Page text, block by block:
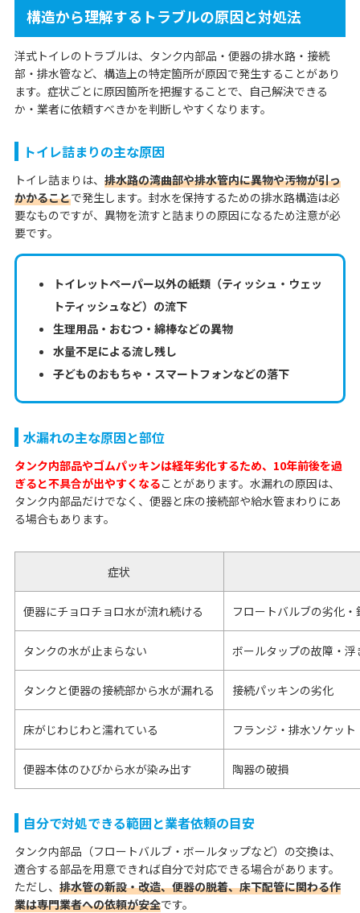
構造から理解するトラブルの原因と対処法
洋式トイレのトラブルは、タンク内部品・便器の排水路・接続
部・排水管など、構造上の特定箇所が原因で発生することがあり
ます。症状ごとに原因箇所を把握することで、自己解決できる
か・業者に依頼すべきかを判断しやすくなります。
トイレ詰まりの主な原因
トイレ詰まりは、 排水路の湾曲部や排水管内に異物や汚物が引っ
かかることで発生します。封水を保持するための排水路構造は必
要なものですが、異物を流すと詰まりの原因になるため注意が必
要です。
トイレットペーパー以外の紙類（ティッシュ・ウェッ
トティッシュなど）の流下
生理用品・おむつ・綿棒などの異物
水量不足による流し残し
子どものおもちゃ・スマートフォンなどの落下
水漏れの主な原因と部位
タンク内部品やゴムパッキンは経年劣化するため、10年前後を過
ぎると不具合が出やすくなることがあります。水漏れの原因は、
タンク内部品だけでなく、便器と床の接続部や給水管まわりにあ
る場合もあります。
症状
便器にチョロチョロ水が流れ続ける フロートバルブの劣化
タンクの水が止まらない ボールタップの故障・
タンクと便器の接続部から水が漏れる 接続パッキンの劣化
床がじわじわと濡れている フランジ・排水ソケッ
便器本体のひびから水が染み出す 陶器の破損
自分で対処できる範囲と業者依頼の目安
タンク内部品（フロートバルブ・ボールタップなど）の交換は、
適合する部品を用意できれば自分で対応できる場合があります。
ただし、 排水管の新設・改造、便器の脱着、床下配管に関わる作
業は専門業者への依頼が安全です。